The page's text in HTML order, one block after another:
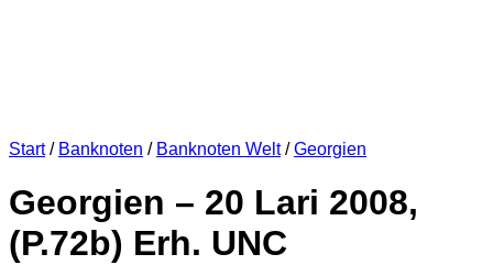
Start / Banknoten / Banknoten Welt / Georgien
Georgien – 20 Lari 2008,
(P.72b) Erh. UNC